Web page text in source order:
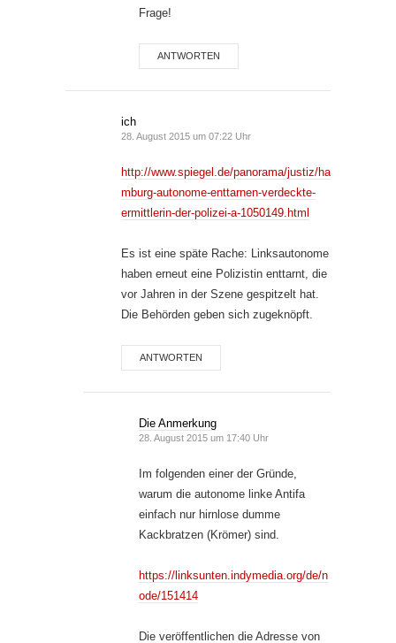
Frage!
ANTWORTEN
ich
28. August 2015 um 07:22 Uhr
http://www.spiegel.de/panorama/justiz/ha
mburg-autonome-enttarnen-verdeckte-
ermittlerin-der-polizei-a-1050149.html
Es ist eine späte Rache: Linksautonome
haben erneut eine Polizistin enttarnt, die
vor Jahren in der Szene gespitzelt hat.
Die Behörden geben sich zugeknöpft.
ANTWORTEN
Die Anmerkung
28. August 2015 um 17:40 Uhr
Im folgenden einer der Gründe,
warum die autonome linke Antifa
einfach nur hirnlose dumme
Kackbratzen (Krömer) sind.
https://linksunten.indymedia.org/de/n
ode/151414
Die veröffentlichen die Adresse von